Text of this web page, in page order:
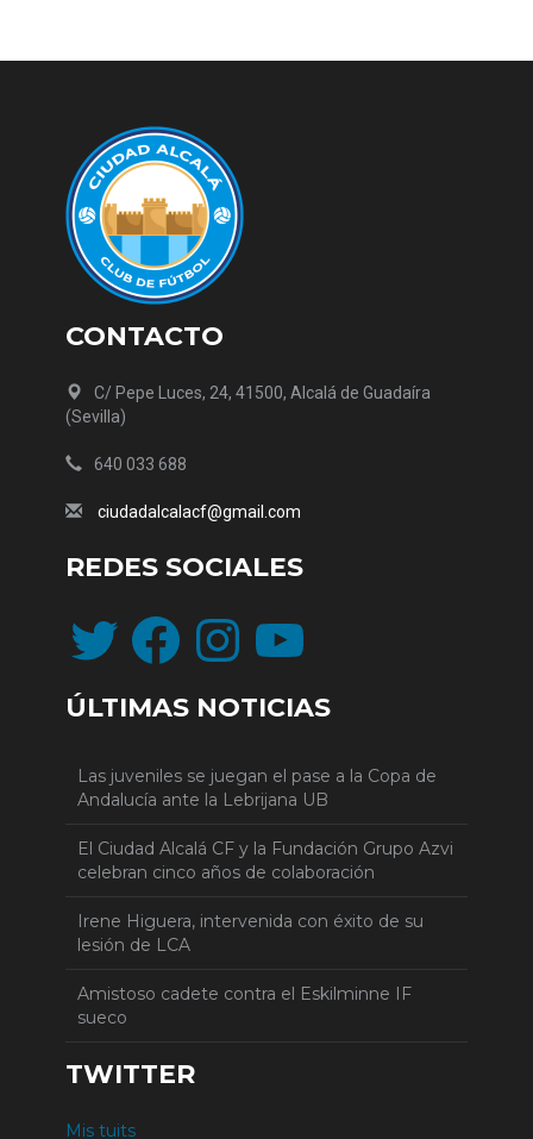
CONTACTO
C/ Pepe Luces, 24, 41500, Alcalá de Guadaíra
(Sevilla)
640 033 688
ciudadalcalacf@gmail.com
REDES SOCIALES
Twitter FacebookInstagramYouTube
ÚLTIMAS NOTICIAS
Las juveniles se juegan el pase a la Copa de
Andalucía ante la Lebrijana UB
El Ciudad Alcalá CF y la Fundación Grupo Azvi
celebran cinco años de colaboración
Irene Higuera, intervenida con éxito de su
lesión de LCA
Amistoso cadete contra el Eskilminne IF
sueco
TWITTER
Mis tuits